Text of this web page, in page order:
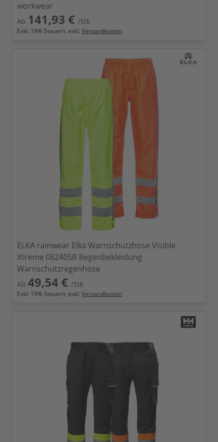
workwear
Ab 141,93 € /Stk
Exkl. 19% Steuern, exkl. Versandkosten
ELKA rainwear Elka Warnschutzhose Visible
Xtreme 082405R Regenbekleidung
Warnschutzregenhose
Ab 49,54 € /Stk
Exkl. 19% Steuern, exkl. Versandkosten